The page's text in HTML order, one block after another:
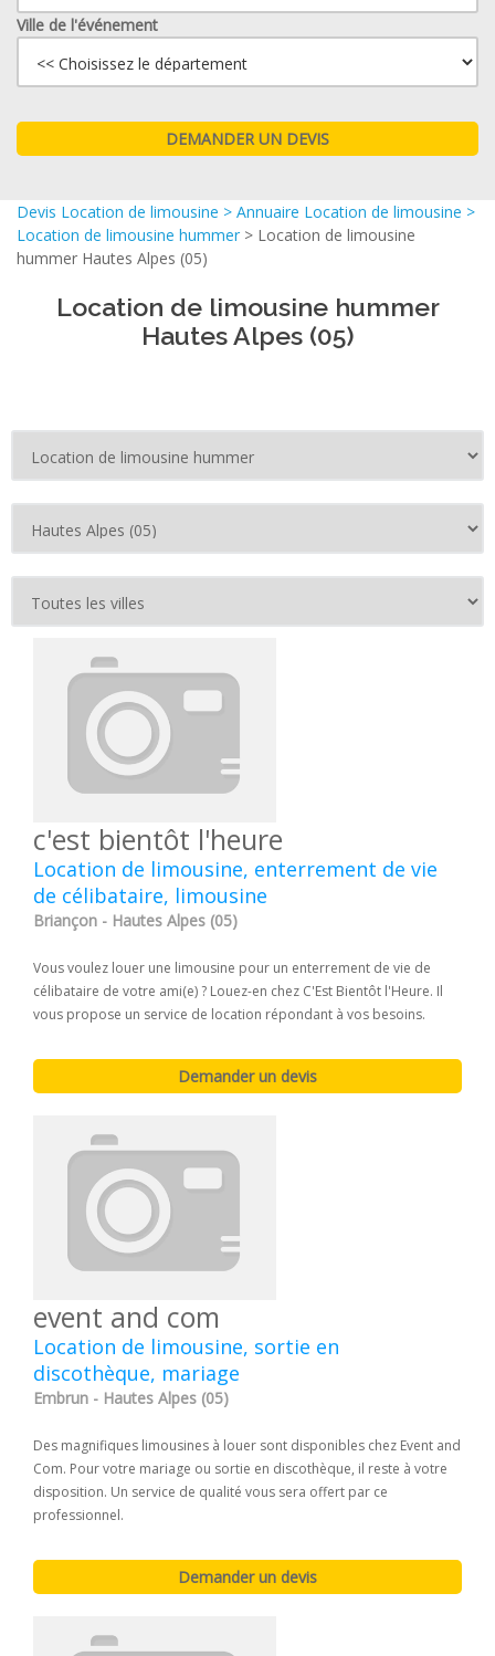
Ville de l'événement
Devis Location de limousine > Annuaire Location de limousine >
Location de limousine hummer > Location de limousine
hummer Hautes Alpes (05)
Location de limousine hummer
Hautes Alpes (05)
c'est bientôt l'heure
Location de limousine, enterrement de vie
de célibataire, limousine
Briançon - Hautes Alpes (05)
Vous voulez louer une limousine pour un enterrement de vie de
célibataire de votre ami(e) ? Louez-en chez C'Est Bientôt l'Heure. Il
vous propose un service de location répondant à vos besoins.
event and com
Location de limousine, sortie en
discothèque, mariage
Embrun - Hautes Alpes (05)
Des magnifiques limousines à louer sont disponibles chez Event and
Com. Pour votre mariage ou sortie en discothèque, il reste à votre
disposition. Un service de qualité vous sera offert par ce
professionnel.